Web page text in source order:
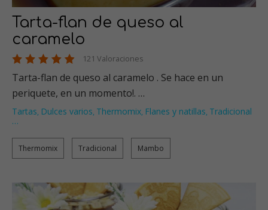
Tarta-flan de queso al
caramelo
121 Valoraciones
Tarta-flan de queso al caramelo . Se hace en un
periquete, en un momento!. …
Tartas, Dulces varios, Thermomix, Flanes y natillas, Tradicional
…
Thermomix Tradicional Mambo